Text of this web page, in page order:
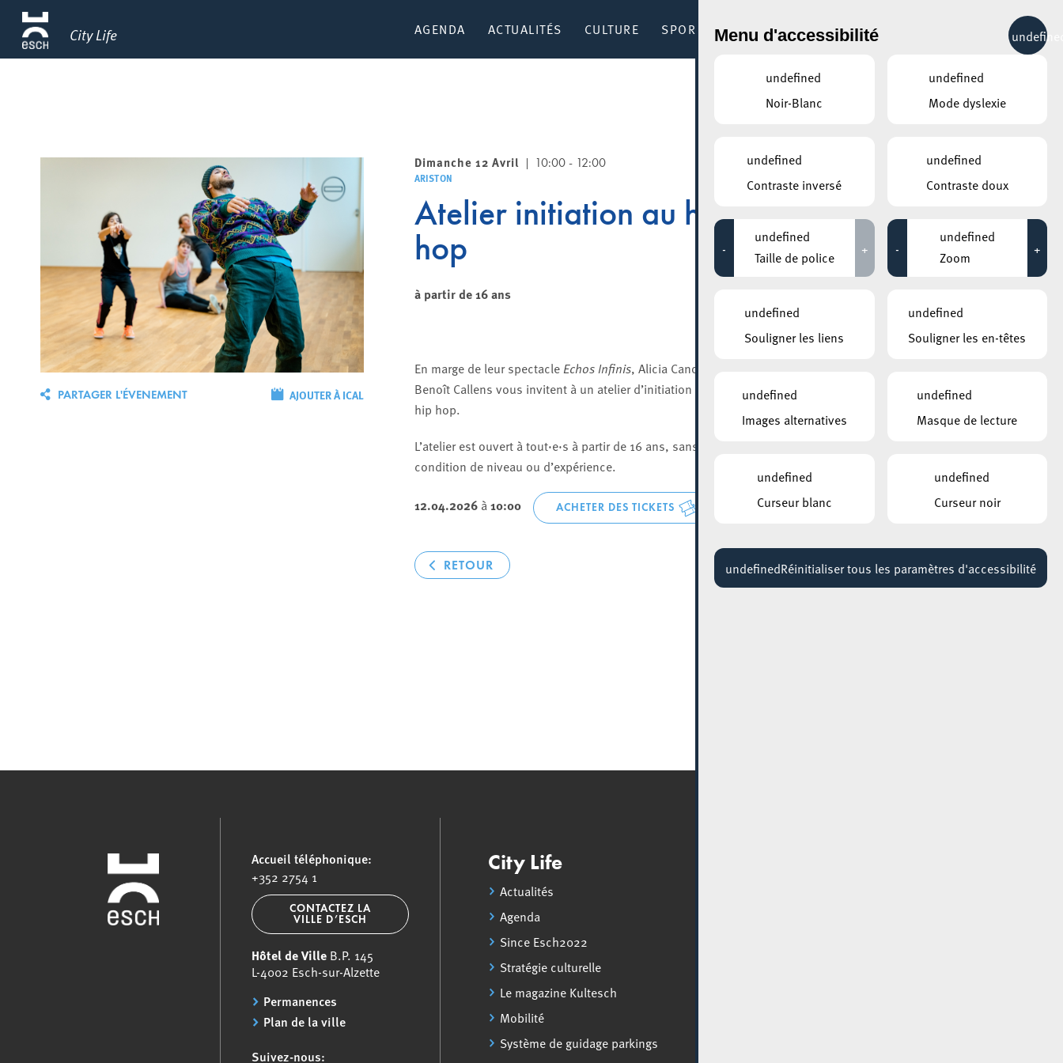
City Life AGENDA ACTUALITÉS CULTURE SPORT & RÉCRÉATION MOBILITÉ
AJOUTER À ICAL
PARTAGER L'ÉVENEMENT
Dimanche 12 Avril 10:00 - 12:00
ARISTON
Atelier initiation au hip
hop
à partir de 16 ans
En marge de leur spectacle Echos Infinis, Alicia Cano et
Benoît Callens vous invitent à un atelier d’initiation au
hip hop.
L’atelier est ouvert à tout·e·s à partir de 16 ans, sans
condition de niveau ou d’expérience.
12.04.2026à 10:00 ACHETER DES TICKETS
RETOUR
AUTRES ÉVÉNEMENTS
Journée de partage : Gare
la Mine ! – CALAMINE
Visite en famille
AUTRES ÉVÉNEMENTS
25 février 2027
17:30 - 20:30
Accueil téléphonique:
+352 2754 1
CONTACTEZ LA
VILLE D’ESCH
Hôtel de Ville B.P. 145
L-4002 Esch-sur-Alzette
Permanences
Plan de la ville
Suivez-nous:
City Life
Actualités
Agenda
Since Esch2022
Stratégie culturelle
Le magazine Kultesch
Mobilité
Système de guidage parkings
28°C
Menu d'accessibilité
undefined
Noir-Blanc
undefined
Mode dyslexie
undefined
Contraste inversé
undefined
Contraste doux
-
undefined
Taille de police
+ -
undefined
Zoom
+
undefined
Souligner les liens
undefined
Souligner les en-têtes
undefined
Images alternatives
undefined
Masque de lecture
undefined
Curseur blanc
undefined
Curseur noir
undefinedRéinitialiser tous les paramètres d'accessibilité